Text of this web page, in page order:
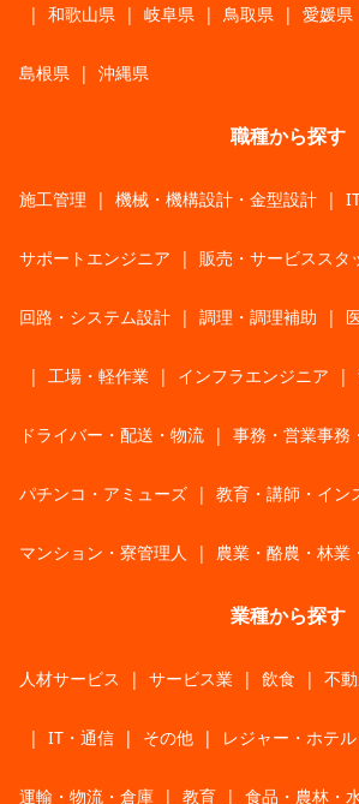
| 和歌山県 | 岐阜県 | 鳥取県 | 愛媛県
島根県 | 沖縄県
職種から探す
施工管理 | 機械・機構設計・金型設計 |
サポートエンジニア | 販売・サービススタ
回路・システム設計 | 調理・調理補助 |
| 工場・軽作業 | インフラエンジニア |
ドライバー・配送・物流 | 事務・営業事務
パチンコ・アミューズ | 教育・講師・イン
マンション・寮管理人 | 農業・酪農・林業
業種から探す
人材サービス | サービス業 | 飲食 | 不
| IT・通信 | その他 | レジャー・ホテ
運輸・物流・倉庫 | 教育 | 食品・農林・